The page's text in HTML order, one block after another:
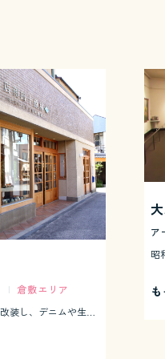
| 倉敷エリア
ア